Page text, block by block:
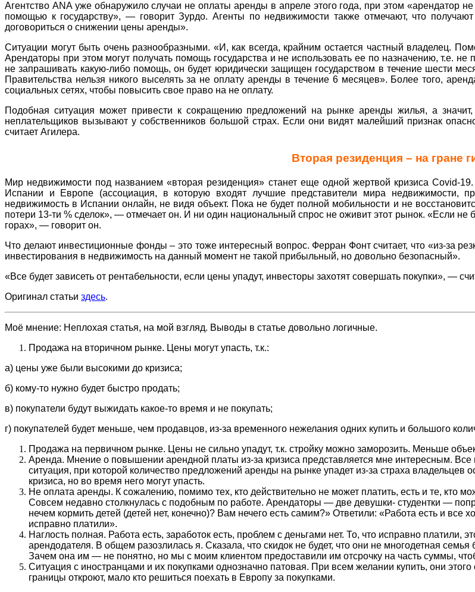
Агентство ANA уже обнаружило случаи не оплаты аренды в апреле этого года, при этом «арендатор
помощью к государству», — говорит Зурдо. Агенты по недвижимости также отмечают, что
договориться о снижении цены аренды».
Ситуации могут быть очень разнообразными. «И, как всегда, крайним остается частный владелец.
Арендаторы при этом могут получать помощь государства и не использовать ее по назначению, т.е.
не запрашивать какую-либо помощь, он будет юридически защищен государством в течение шести
Правительства нельзя никого выселять за не оплату аренды в течение 6 месяцев». Более того,
социальных сетях, чтобы повысить свое право на не оплату.
Подобная ситуация может привести к сокращению предложений на рынке аренды жилья, а
неплательщиков вызывают у собственников большой страх. Если они видят малейший признак
считает Агилера.
Вторая резиденция – на гране
Мир недвижимости под названием «вторая резиденция» станет еще одной жертвой кризиса Covid-
Испании и Европе (ассоциация, в которую входят лучшие представители мира недвижимости,
недвижимость в Испании онлайн, не видя объект. Пока не будет полной мобильности и не
потери 13-ти % сделок», — отмечает он. И ни один национальный спрос не оживит этот рынок. «Если
горах», — говорит он.
Что делают инвестиционные фонды – это тоже интересный вопрос. Ферран Фонт считает, что «из-за
инвестирования в недвижимость на данный момент не такой прибыльный, но довольно безопасный».
«Все будет зависеть от рентабельности, если цены упадут, инвесторы захотят совершать покупки», —
Оригинал статьи здесь.
Моё мнение: Неплохая статья, на мой взгляд. Выводы в статье довольно логичные.
Продажа на вторичном рынке. Цены могут упасть, т.к.:
а) цены уже были высокими до кризиса;
б) кому-то нужно будет быстро продать;
в) покупатели будут выжидать какое-то время и не покупать;
г) покупателей будет меньше, чем продавцов, из-за временного нежелания одних купить и большого
Продажа на первичном рынке. Цены не сильно упадут, т.к. стройку можно заморозить. Меньше
Аренда. Мнение о повышении арендной платы из-за кризиса представляется мне интересным.
ситуация, при которой количество предложений аренды на рынке упадет из-за страха
кризиса, но во время него могут упасть.
Не оплата аренды. К сожалению, помимо тех, кто действительно не может платить, есть и те, кто
Совсем недавно столкнулась с подобным по работе. Арендаторы — две девушки- студентки —
нечем кормить детей (детей нет, конечно)? Вам нечего есть самим?» Ответили: «Работа есть и
исправно платили».
Наглость полная. Работа есть, заработок есть, проблем с деньгами нет. То, что исправно платили,
арендодателя. В общем разозлилась я. Сказала, что скидок не будет, что они не многодетная
Зачем она им — не понятно, но мы с моим клиентом предоставили им отсрочку на часть суммы,
Ситуация с иностранцами и их покупками однозначно патовая. При всем желании купить, они
границы откроют, мало кто решиться поехать в Европу за покупками.